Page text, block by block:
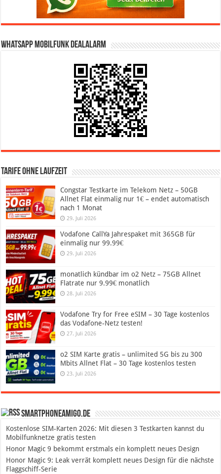
WhatsApp Mobilfunk DealAlarm
Tarife ohne Laufzeit
Congstar Testkarte im Telekom Netz – 50GB
Allnet Flat einmalig nur 1€ – endet automatisch
nach 1 Monat
29. Juli 2026
Vodafone CallYa Jahrespaket mit 365GB für
einmalig nur 99.99€
29. Juli 2026
monatlich kündbar im o2 Netz – 75GB Allnet
Flatrate nur 9.99€ monatlich
28. Juli 2026
Vodafone Try for Free eSIM – 30 Tage kostenlos
das Vodafone-Netz testen!
27. Juli 2026
o2 SIM Karte gratis – unlimited 5G bis zu 300
Mbits Allnet Flat – 30 Tage kostenlos testen
23. Juli 2026
SmartphoneAmigo.de
Kostenlose SIM-Karten 2026: Mit diesen 3 Testkarten kannst du
Mobilfunknetze gratis testen
Honor Magic 9 bekommt erstmals ein komplett neues Design
Honor Magic 9: Leak verrät komplett neues Design für die nächste
Flaggschiff-Serie